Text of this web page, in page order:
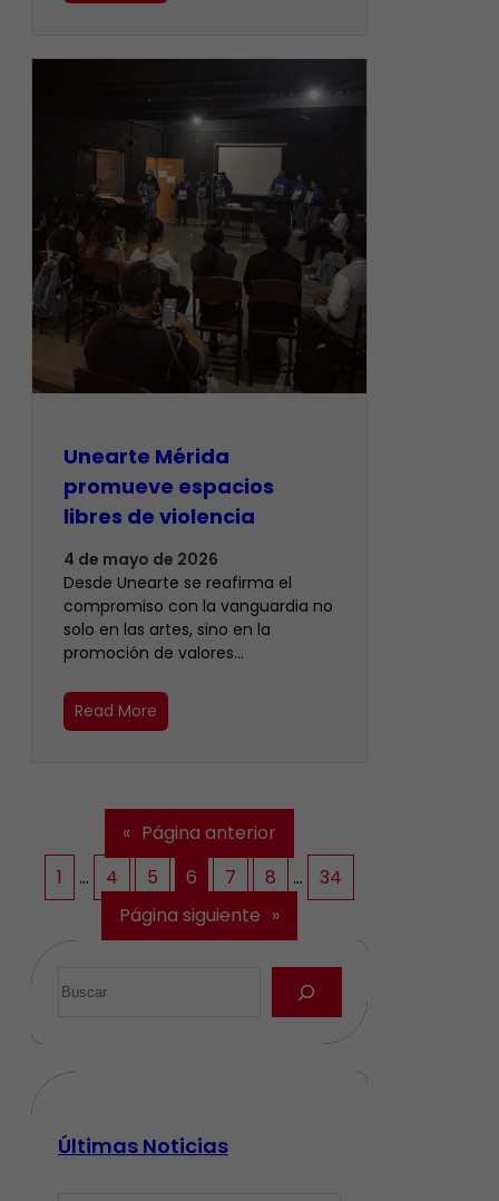
Unearte Mérida
promueve espacios
libres de violencia
4 de mayo de 2026
Desde Unearte se reafirma el
compromiso con la vanguardia no
solo en las artes, sino en la
promoción de valores…
Read More
« Página anterior
1
… 4 5 6 7 8 …
34
Página siguiente »
Últimas Noticias